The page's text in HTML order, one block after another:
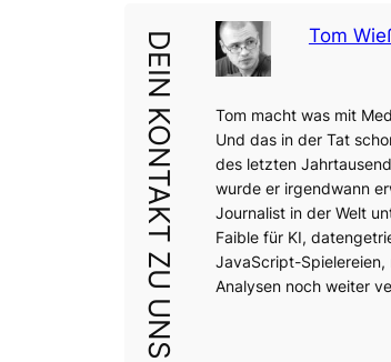
DEIN KONTAKT ZU UNS Tom
Tom macht was mit
Und das in der Tat
des letzten
wurde er irgendwann
Journalist in der Welt
Faible für KI,
JavaScript-
Analysen noch weiter